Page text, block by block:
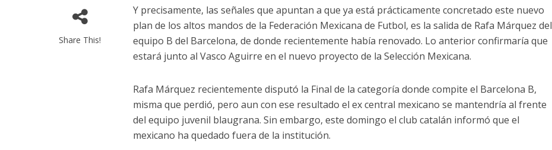
Share This!
Y precisamente, las señales que apuntan a que ya está prácticamente concretado este nuevo
plan de los altos mandos de la Federación Mexicana de Futbol, es la salida de Rafa Márquez del
equipo B del Barcelona, de donde recientemente había renovado. Lo anterior confirmaría que
estará junto al Vasco Aguirre en el nuevo proyecto de la Selección Mexicana.
Rafa Márquez recientemente disputó la Final de la categoría donde compite el Barcelona B,
misma que perdió, pero aun con ese resultado el ex central mexicano se mantendría al frente
del equipo juvenil blaugrana. Sin embargo, este domingo el club catalán informó que el
mexicano ha quedado fuera de la institución.